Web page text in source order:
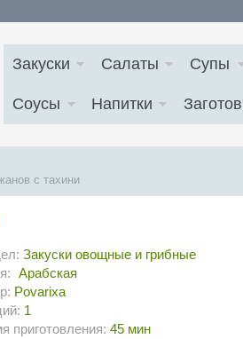
Закуски Салаты Супы
Соусы Напитки
с тахини
Закуски овощные и грибные
Арабская
Povarixa
1
приготовления: 45 мин